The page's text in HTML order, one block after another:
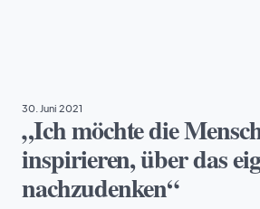
30. Juni 2021
„Ich möchte die
inspirieren, über das
nachzudenken“